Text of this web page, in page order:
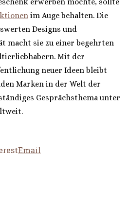
im Auge behalten. Die
Designs und
macht sie zu einer begehrten
Mit der
neuer Ideen bleibt
Marken in der Welt der
Gesprächsthema unter
Email